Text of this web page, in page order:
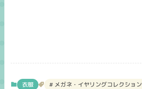
衣服 メガネ・イヤリングコレクション